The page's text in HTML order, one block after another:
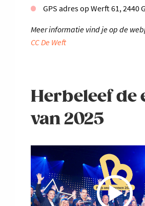
GPS adres op Werft 61, 2440
Meer informatie vind je op de
CC De Weft
Herbeleef de
van 2025